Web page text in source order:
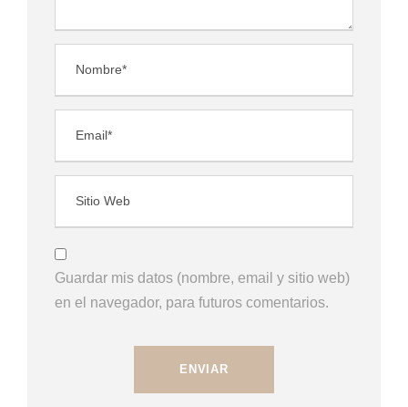
Guardar mis datos (nombre, email y sitio web)
en el navegador, para futuros comentarios.